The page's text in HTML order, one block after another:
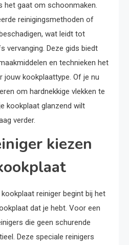
het gaat om schoonmaken.
reinigingsmethoden of
wat leidt tot
vervanging. Deze gids biedt
en technieken het
kookplaattype. Of je nu
om hardnekkige vlekken te
kookplaat glanzend wilt
verder.
kiezen
reiniger begint bij het
dat je hebt. Voor een
die geen schurende
Deze speciale reinigers